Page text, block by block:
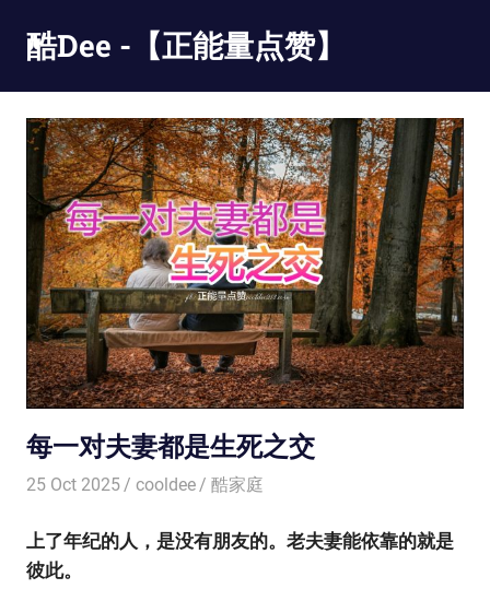
content
酷Dee -【正能量点赞】
最
酷
有
每一对夫妻都是生死之交
25 Oct 2025 cooldee 酷家庭
上了年纪的人，是没有朋友的。老夫妻能依靠的就是
彼此。